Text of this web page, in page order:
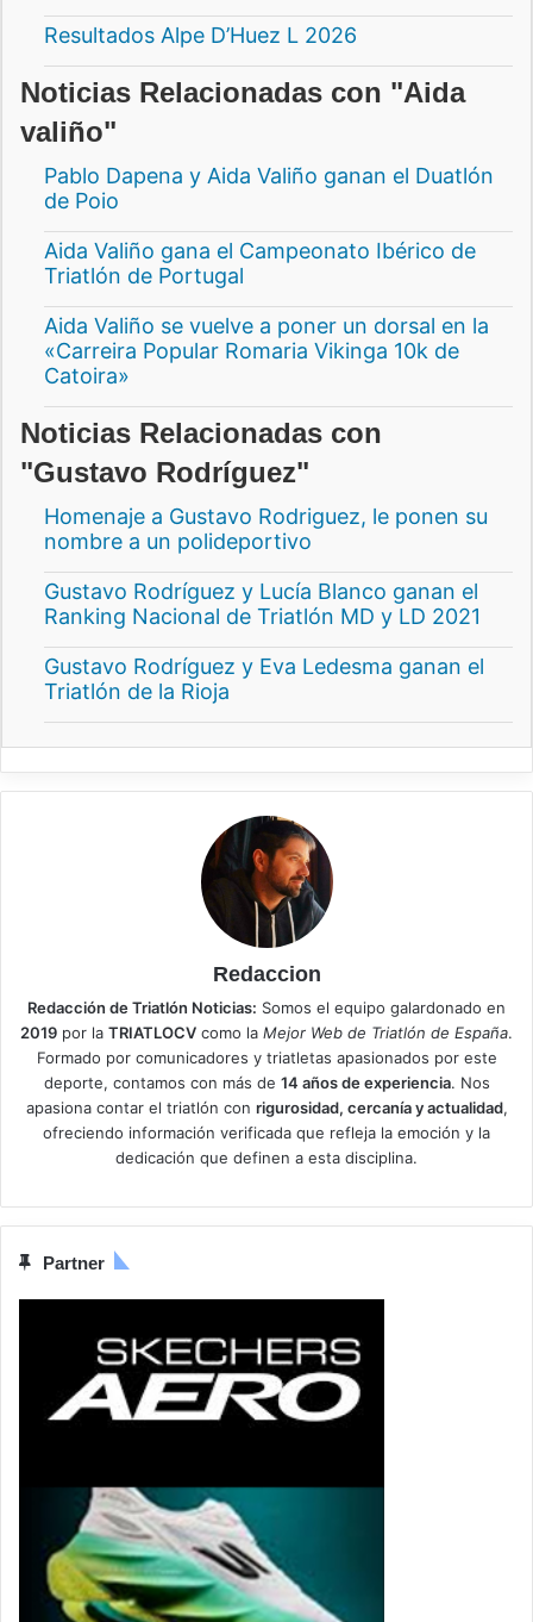
Resultados Alpe D’Huez L 2026
Noticias Relacionadas con "Aida
valiño"
Pablo Dapena y Aida Valiño ganan el Duatlón
de Poio
Aida Valiño gana el Campeonato Ibérico de
Triatlón de Portugal
Aida Valiño se vuelve a poner un dorsal en la
«Carreira Popular Romaria Vikinga 10k de
Catoira»
Noticias Relacionadas con
"Gustavo Rodríguez"
Homenaje a Gustavo Rodriguez, le ponen su
nombre a un polideportivo
Gustavo Rodríguez y Lucía Blanco ganan el
Ranking Nacional de Triatlón MD y LD 2021
Gustavo Rodríguez y Eva Ledesma ganan el
Triatlón de la Rioja
Redaccion
Redacción de Triatlón Noticias: Somos el equipo galardonado en
2019 por la TRIATLOCV como la Mejor Web de Triatlón de España.
Formado por comunicadores y triatletas apasionados por este
deporte, contamos con más de 14 años de experiencia. Nos
apasiona contar el triatlón con rigurosidad, cercanía y actualidad,
ofreciendo información verificada que refleja la emoción y la
dedicación que definen a esta disciplina.
Partner